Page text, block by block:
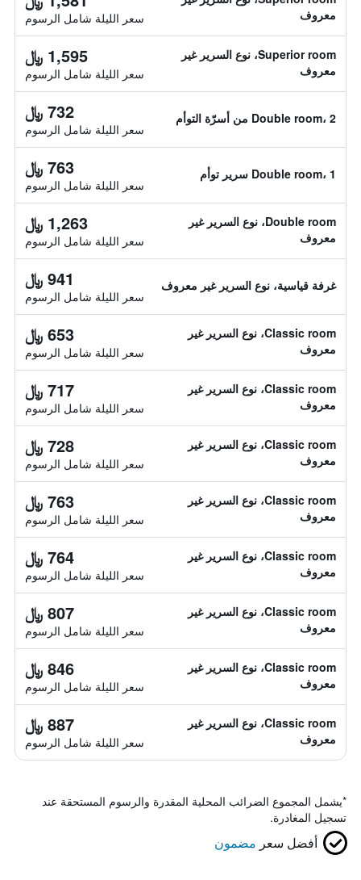
معروف
سعر الليلة شامل الرسوم
Superior room، نوع السرير غير
معروف
1,595 ﷼
سعر الليلة شامل الرسوم
Double room، 2 من أسرّة التوأم 732 ﷼
سعر الليلة شامل الرسوم
Double room، 1 سرير توأم 763 ﷼
سعر الليلة شامل الرسوم
Double room، نوع السرير غير
معروف
1,263 ﷼
سعر الليلة شامل الرسوم
غرفة قياسية، نوع السرير غير معروف 941 ﷼
سعر الليلة شامل الرسوم
Classic room، نوع السرير غير
معروف
653 ﷼
سعر الليلة شامل الرسوم
Classic room، نوع السرير غير
معروف
717 ﷼
سعر الليلة شامل الرسوم
Classic room، نوع السرير غير
معروف
728 ﷼
سعر الليلة شامل الرسوم
Classic room، نوع السرير غير
معروف
763 ﷼
سعر الليلة شامل الرسوم
Classic room، نوع السرير غير
معروف
764 ﷼
سعر الليلة شامل الرسوم
Classic room، نوع السرير غير
معروف
807 ﷼
سعر الليلة شامل الرسوم
Classic room، نوع السرير غير
معروف
846 ﷼
سعر الليلة شامل الرسوم
Classic room، نوع السرير غير
معروف
887 ﷼
سعر الليلة شامل الرسوم
*يشمل المجموع الضرائب المحلية المقدرة والرسوم المستحقة عند
تسجيل المغادرة.
أفضل سعر مضمون